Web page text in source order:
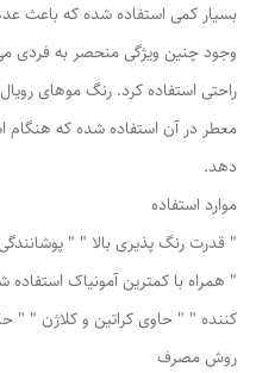
بسیار کمی استفاده شده که باعث
وجود چنین ویژگی منحصر به فردی
راحتی استفاده کرد. رنگ موهای
معطر در آن استفاده شده که
دهد.
موارد استفاده
" قدرت رنگ پذیری بالا " "
" همراه با کمترین آمونیاک
کننده " " حاوی کراتین و کلاژن "
روش مصرف